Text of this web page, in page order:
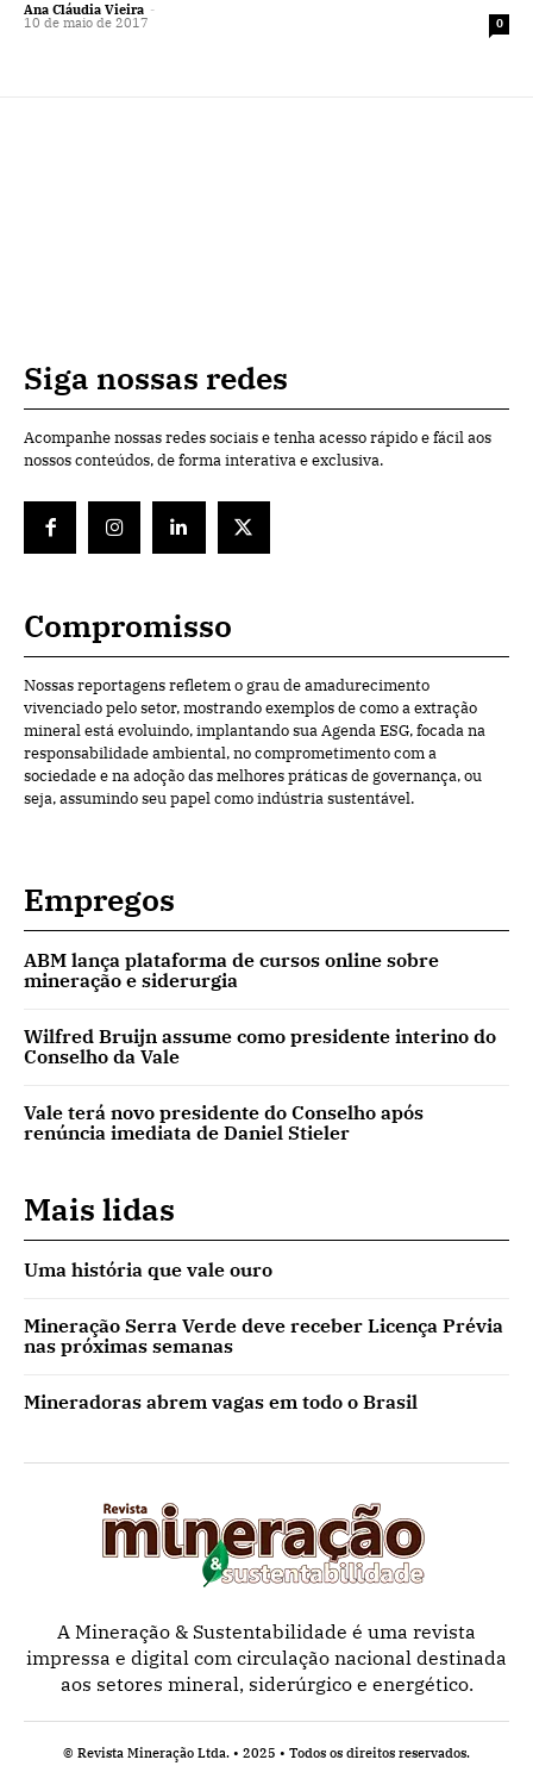
Ana Cláudia Vieira -
10 de maio de 2017 0
Siga nossas redes
Acompanhe nossas redes sociais e tenha acesso rápido e fácil aos
nossos conteúdos, de forma interativa e exclusiva.
Compromisso
Nossas reportagens refletem o grau de amadurecimento
vivenciado pelo setor, mostrando exemplos de como a extração
mineral está evoluindo, implantando sua Agenda ESG, focada na
responsabilidade ambiental, no comprometimento com a
sociedade e na adoção das melhores práticas de governança, ou
seja, assumindo seu papel como indústria sustentável.
Empregos
ABM lança plataforma de cursos online sobre
mineração e siderurgia
Wilfred Bruijn assume como presidente interino do
Conselho da Vale
Vale terá novo presidente do Conselho após
renúncia imediata de Daniel Stieler
Mais lidas
Uma história que vale ouro
Mineração Serra Verde deve receber Licença Prévia
nas próximas semanas
Mineradoras abrem vagas em todo o Brasil
A Mineração & Sustentabilidade é uma revista
impressa e digital com circulação nacional destinada
aos setores mineral, siderúrgico e energético.
© Revista Mineração Ltda. • 2025 • Todos os direitos reservados.